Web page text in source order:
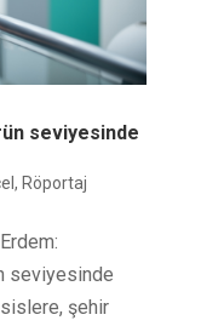
seviyesinde
, Röportaj
seviyesinde
şehir